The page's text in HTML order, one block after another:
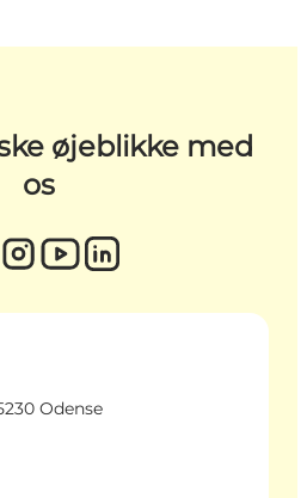
øjeblikke med
os
Odense